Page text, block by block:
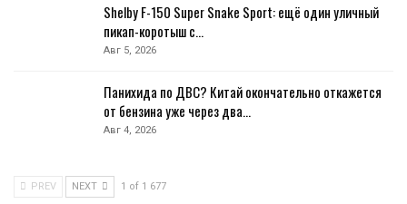
Shelby F-150 Super Snake Sport: ещё один уличный
пикап-коротыш с…
Авг 5, 2026
Панихида по ДВС? Китай окончательно откажется
от бензина уже через два…
Авг 4, 2026
PREV NEXT 1 of 1 677